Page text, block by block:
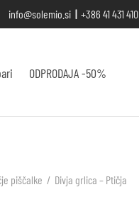
info@solemio.si | +386 41 431 410
ODPRODAJA -50%
piščalke / Divja grlica – Ptičja